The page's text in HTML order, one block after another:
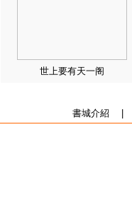
世上要有天一阁
書城介紹